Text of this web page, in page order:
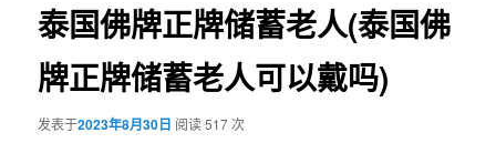
泰国佛牌正牌储蓄老人(泰国佛
牌正牌储蓄老人可以戴吗)
发表于2023年8月30日 阅读 517 次